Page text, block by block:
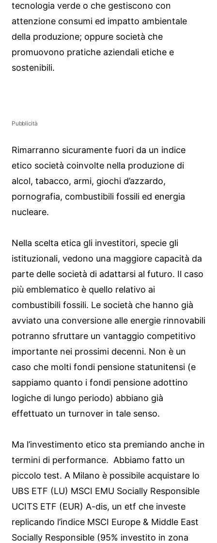
tecnologia verde o che gestiscono con
attenzione consumi ed impatto ambientale
della produzione; oppure società che
promuovono pratiche aziendali etiche e
sostenibili.
Pubblicità
Rimarranno sicuramente fuori da un indice
etico società coinvolte nella produzione di
alcol, tabacco, armi, giochi d’azzardo,
pornografia, combustibili fossili ed energia
nucleare.
Nella scelta etica gli investitori, specie gli
istituzionali, vedono una maggiore capacità da
parte delle società di adattarsi al futuro. Il caso
più emblematico è quello relativo ai
combustibili fossili. Le società che hanno già
avviato una conversione alle energie rinnovabili
potranno sfruttare un vantaggio competitivo
importante nei prossimi decenni. Non è un
caso che molti fondi pensione statunitensi (e
sappiamo quanto i fondi pensione adottino
logiche di lungo periodo) abbiano già
effettuato un turnover in tale senso.
Ma l’investimento etico sta premiando anche in
termini di performance. Abbiamo fatto un
piccolo test. A Milano è possibile acquistare lo
UBS ETF (LU) MSCI EMU Socially Responsible
UCITS ETF (EUR) A-dis, un etf che investe
replicando l’indice MSCI Europe & Middle East
Socially Responsible (95% investito in zona